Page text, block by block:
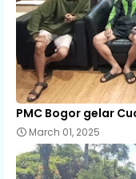
PMC Bogor gelar
March 01, 2025